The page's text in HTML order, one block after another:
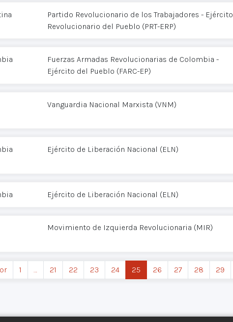
Partido Revolucionario de los Trabajadores - Ejército
Revolucionario del Pueblo (PRT-ERP)
Fuerzas Armadas Revolucionarias de Colombia -
Ejército del Pueblo (FARC-EP)
Vanguardia Nacional Marxista (VNM)
Ejército de Liberación Nacional (ELN)
Ejército de Liberación Nacional (ELN)
Movimiento de Izquierda Revolucionaria (MIR)
1 … 21 22 23 24 25 26 27 28 29